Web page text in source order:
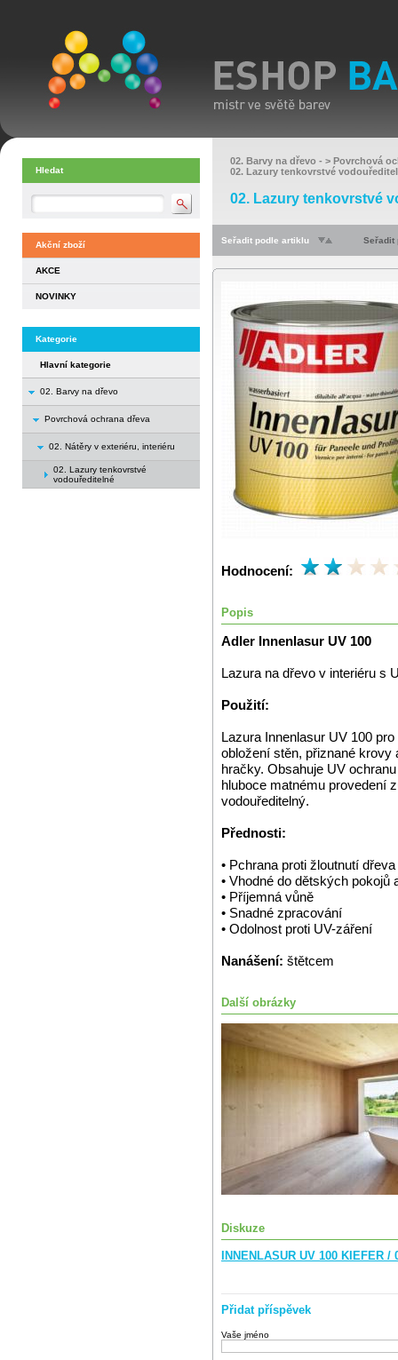
Hledat
Akční zboží
AKCE
NOVINKY
Kategorie
Hlavní kategorie
02. Barvy na dřevo
Povrchová ochrana dřeva
02. Nátěry v exteriéru, interiéru
02. Lazury tenkovrstvé
vodouředitelné
02. Barvy na dřevo - > Povrchová
02. Lazury tenkovrstvé
02. Lazury tenkovrstvé
Seřadit podle artiklu Seřadit
Hodnocení:
Popis
Adler Innenlasur UV 100
Lazura na dřevo v interiéru s
Použití:
Lazura Innenlasur UV 100
obložení stěn, přiznané krovy
hračky. Obsahuje UV
hluboce matnému provedení
vodouředitelný.
Přednosti:
• Pchrana proti žloutnutí dřeva
• Vhodné do dětských pokojů
• Příjemná vůně
• Snadné zpracování
• Odolnost proti UV-záření
Nanášení: štětcem
Další obrázky
Diskuze
INNENLASUR UV 100 KIEFER /
Přidat příspěvek
Vaše jméno